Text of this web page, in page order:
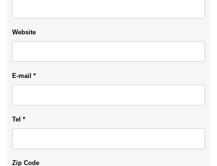
Website
E-mail *
Tel *
Zip Code